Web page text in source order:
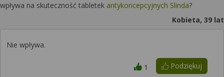
wpływa na skuteczność tabletek antykoncepcyjnych Slinda?
Kobieta, 39 lat
Nie wpływa.
Podziękuj
1